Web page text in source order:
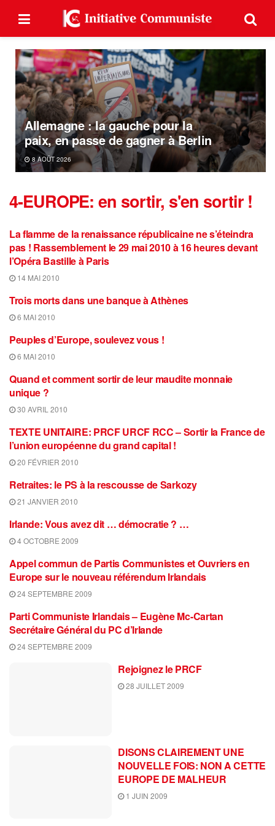
Allemagne : la gauche pour la
paix, en passe de gagner à Berlin
8 AOÛT 2026
4-EUROPE: en sortir, s'en sortir !
La flamme de la renaissance républicaine ne s’éteindra
pas ! Rassemblement le 29 mai 2010 à 16 heures devant
l’Opéra Bastille à Paris
14 MAI 2010
Trois morts dans une banque à Athènes
6 MAI 2010
Peuples d’Europe, soulevez vous !
6 MAI 2010
Quand et comment sortir de leur maudite monnaie
unique ?
30 AVRIL 2010
TEXTE UNITAIRE: PRCF URCF RCC – Sortir la France de
l’union européenne du grand capital !
20 FÉVRIER 2010
Retraites: le PS à la rescousse de Sarkozy
21 JANVIER 2010
Irlande: Vous avez dit … démocratie ? …
4 OCTOBRE 2009
Appel commun de Partis Communistes et Ouvriers en
Europe sur le nouveau référendum Irlandais
24 SEPTEMBRE 2009
Parti Communiste Irlandais – Eugène Mc-Cartan
Secrétaire Général du PC d’Irlande
24 SEPTEMBRE 2009
Rejoignez le PRCF
28 JUILLET 2009
DISONS CLAIREMENT UNE
NOUVELLE FOIS: NON A CETTE
EUROPE DE MALHEUR
1 JUIN 2009